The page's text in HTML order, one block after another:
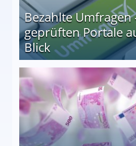
Bezahlte Umfragen
geprüften Portale
Blick
auf einen Blick